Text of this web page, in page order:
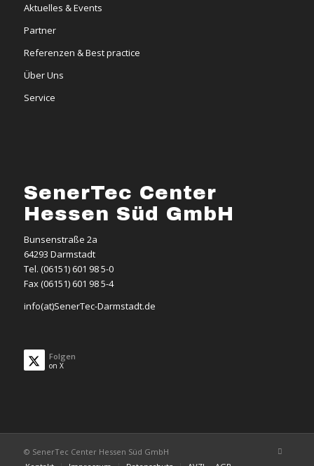
Aktuelles & Events
Partner
Referenzen & Best practice
Über Uns
Service
SenerTec Center
Hessen Süd GmbH
Bunsenstraße 2a
64293 Darmstadt
Tel. (06151) 601 98 5-0
Fax (06151) 601 98 5-4
info(at)SenerTec-Darmstadt.de
Folgen
on X
© SenerTec Center Hessen Süd GmbH